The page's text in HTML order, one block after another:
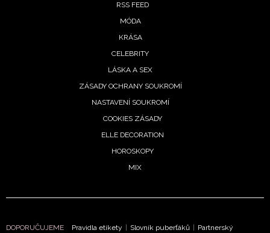
RSS FEED
MÓDA
KRÁSA
CELEBRITY
LÁSKA A SEX
ZÁSADY OCHRANY SOUKROMÍ
NASTAVENÍ SOUKROMÍ
COOKIES ZÁSADY
ELLE DECORATION
HOROSKOPY
MIX
DOPORUČUJEME Pravidla etikety Slovník puberťáků
Partnerský